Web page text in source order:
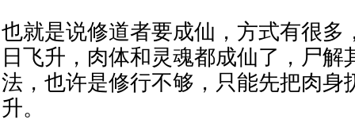
也就是说修道者要成仙，方式有很多
日飞升，肉体和灵魂都成仙了，尸解
法，也许是修行不够，只能先把肉身
升。